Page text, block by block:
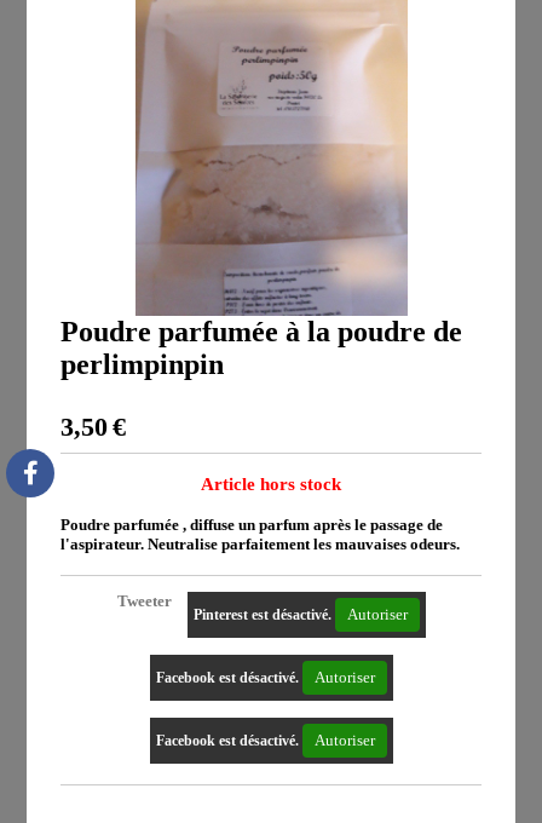
Poudre parfumée à la poudre de
perlimpinpin
3,50€
Article hors stock
Poudre parfumée , diffuse un parfum après le passage de
l'aspirateur. Neutralise parfaitement les mauvaises odeurs.
Tweeter
Pinterest est désactivé. Autoriser
Facebook est désactivé. Autoriser
Facebook est désactivé. Autoriser